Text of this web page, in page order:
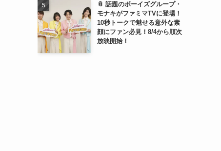
📎 話題のボーイズグループ・
モナキがファミマTVに登場！
10秒トークで魅せる意外な素
顔にファン必見！8/4から順次
放映開始！